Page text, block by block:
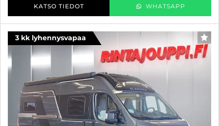
KATSO TIEDOT WHATSAPP
3 kk lyhennysvapaa